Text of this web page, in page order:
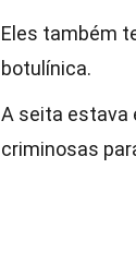
Eles também
botulínica.
A seita estava
criminosas